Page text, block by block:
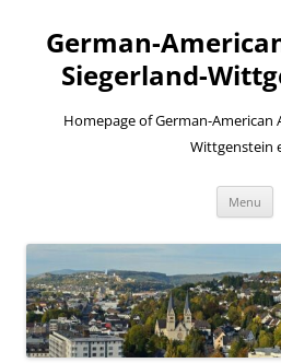
content
German-
Siegerland-
Homepage of German-American
Wittgenstein
Menu